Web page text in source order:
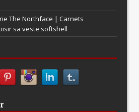
The Northface | Carnets
sa veste softshell